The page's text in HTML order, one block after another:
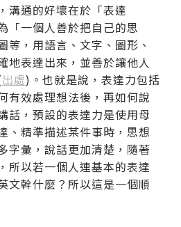
溝通的好壞在於「表達
「一個人善於把自己的思
等，用語言、文字、圖形、
地表達出來，並善於讓他人
出處)。也就是說，表達力包括
有效處理想法後，再如何說
話，預設的表達力是使用母
、精準描述某件事時，思想
字彙，說話更加清楚，隨著
所以若一個人連基本的表達
文幹什麼？所以這是一個順